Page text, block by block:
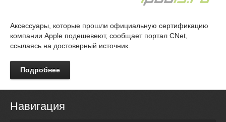
Аксессуары, которые прошли официальную сертификацию
компании Apple подешевеют, сообщает портал CNet,
ссылаясь на достоверный источник.
Подробнее
Навигация